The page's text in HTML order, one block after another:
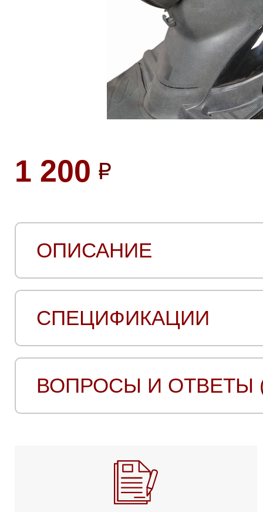
1 200
ОПИСАНИЕ
СПЕЦИФИКАЦИИ
ВОПРОСЫ И ОТВЕТЫ